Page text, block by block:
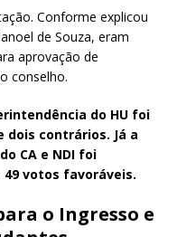
Conforme explicou
de Souza, eram
aprovação de
conselho.
do HU foi
dois contrários. Já a
CA e NDI foi
votos favoráveis.
o Ingresso e